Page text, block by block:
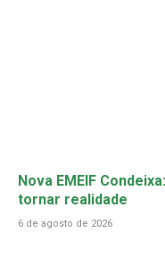
Nova EMEIF
tornar realidade
6 de agosto de 2026